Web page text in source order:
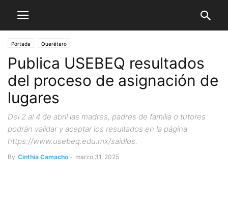
Portada Querétaro
Publica USEBEQ resultados
del proceso de asignación de
lugares
Del 2 al 4 de abril las madres, padres de familia o tutores
podrán validar y aceptar los resultados en la página
https://www.usebeq.edu.mx/saidlos.
By Cinthia Camacho - marzo 31, 2025